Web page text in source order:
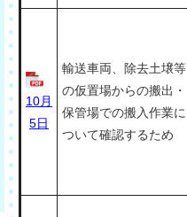
10月
5日
輸送車両、除去土壌等
の仮置場からの搬出・
保管場での搬入作業に
ついて確認するため